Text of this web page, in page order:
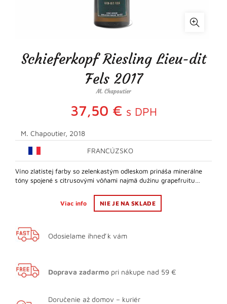
Schieferkopf Riesling Lieu-dit
Fels 2017
M. Chapoutier
37,50 € s DPH
M. Chapoutier, 2018
FRANCÚZSKO
Víno zlatistej farby so zelenkastým odleskom prináša minerálne
tóny spojené s citrusovými vôňami najmä dužinu grapefruitu…
Viac info NIE JE NA SKLADE
Odosielame ihneď k vám
Doprava zadarmo pri nákupe nad 59 €
Doručenie až domov – kuriér